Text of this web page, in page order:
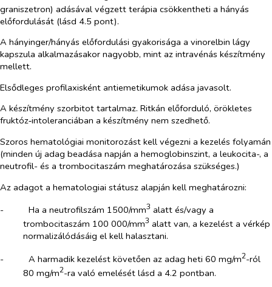
graniszetron) adásával végzett terápia csökkentheti a hányás
előfordulását (lásd 4.5 pont).
A hányinger/hányás előfordulási gyakorisága a vinorelbin lágy
kapszula alkalmazásakor nagyobb, mint az intravénás készítmény
mellett.
Elsődleges profilaxisként antiemetikumok adása javasolt.
A készítmény szorbitot tartalmaz. Ritkán előforduló, örökletes
fruktóz‑intoleranciában a készítmény nem szedhető.
Szoros hematológiai monitorozást kell végezni a kezelés folyamán
(minden új adag beadása napján a hemoglobinszint, a leukocita-, a
neutrofil- és a trombocitaszám meghatározása szükséges.)
Az adagot a hematologiai státusz alapján kell meghatározni:
-​
Ha a neutrofilszám 1500/mm3 alatt és/vagy a
trombocitaszám 100 000/mm3 alatt van, a kezelést a vérkép
normalizálódásáig el kell halasztani.
-​
A harmadik kezelést követően az adag heti 60 mg/m2-ról
80 mg/m2-ra való emelését lásd a 4.2 pontban.